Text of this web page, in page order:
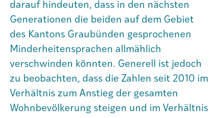
darauf hindeuten, dass in den nächsten
Generationen die beiden auf dem Gebiet
des Kantons Graubünden gesprochenen
Minderheitensprachen allmählich
verschwinden könnten. Generell ist jedoch
zu beobachten, dass die Zahlen seit 2010 im
Verhältnis zum Anstieg der gesamten
Wohnbevölkerung steigen und im Verhältnis